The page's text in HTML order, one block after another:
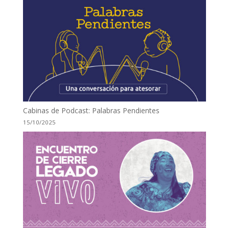
Cabinas de Podcast: Palabras Pendientes
15/10/2025